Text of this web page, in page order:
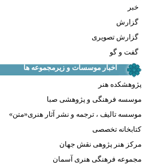
خبر
گزارش
گزارش تصویری
گفت و گو
اخبار موسسات و زیرمجموعه ها
پژوهشکده هنر
موسسه فرهنگی و پژوهشی صبا
موسسه تالیف ، ترجمه و نشر آثار هنری«متن»
کتابخانه تخصصی
مرکز هنر پژوهی نقش جهان
مجموعه فرهنگی هنری آسمان